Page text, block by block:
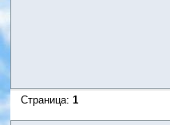
Страница:1